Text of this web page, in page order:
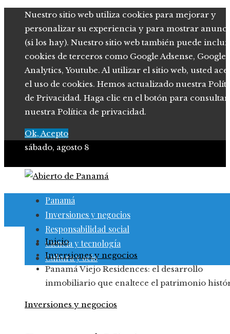
Nuestro sitio web utiliza cookies para mejorar y
personalizar su experiencia y para mostrar
(si los hay). Nuestro sitio web también puede
cookies de terceros como Google Adsense, Google
Analytics, Youtube. Al utilizar el sitio web, usted
el uso de cookies. Hemos actualizado nuestra
de Privacidad. Haga clic en el botón para consultar
nuestra Política de privacidad.
Ok, Acepto
sábado, agosto 8
Panamá
Inversiones y negocios
Responsabilidad social
Ciencia y tecnología
Cultura y ocio
Inicio
Inversiones y negocios
Panamá Viejo Residences: el desarrollo
inmobiliario que enaltece el patrimonio
Inversiones y negocios